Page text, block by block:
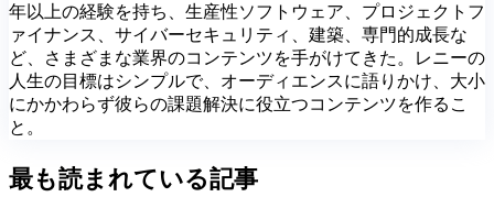
年以上の経験を持ち、生産性ソフトウェア、プロジェクトフ
ァイナンス、サイバーセキュリティ、建築、専門的成長な
ど、さまざまな業界のコンテンツを手がけてきた。レニーの
人生の目標はシンプルで、オーディエンスに語りかけ、大小
にかかわらず彼らの課題解決に役立つコンテンツを作るこ
と。
最も読まれている記事